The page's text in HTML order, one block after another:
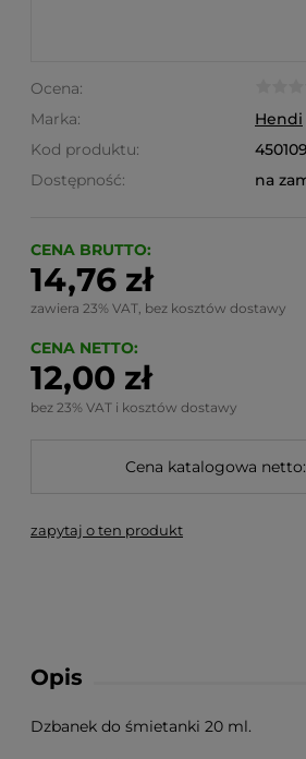
Ocena:
Marka:
Hendi
Kod produktu:
450109
Dostępność:
na
CENA BRUTTO:
14,76 zł
zawiera 23% VAT, bez kosztów dostawy
CENA NETTO:
12,00 zł
bez 23% VAT i kosztów dostawy
Cena katalogowa netto:
zapytaj o ten produkt
Opis
Dzbanek do śmietanki 20 ml.